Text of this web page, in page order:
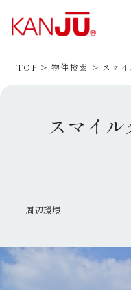
TOP 物件検索 スマ
スマイ
周辺環境